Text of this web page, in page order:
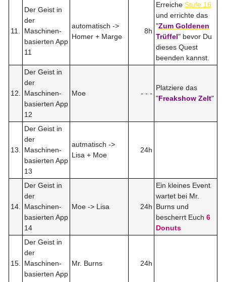
11.
Der Geist in
der
Maschinen-
basierten App
11
automatisch ->
Homer + Marge
8h
Erreiche Stufe 16
und errichte das
"Zum Goldenen
Trüffel" bevor Du
dieses Quest
beenden kannst.
12.
Der Geist in
der
Maschinen-
basierten App
12
Moe - - -
Platziere das
"Freakshow Zelt"
13.
Der Geist in
der
Maschinen-
basierten App
13
autmatisch ->
Lisa + Moe
24h
14.
Der Geist in
der
Maschinen-
basierten App
14
Moe -> Lisa 24h
Ein kleines Event
wartet bei Mr.
Burns und
bescherrt Euch 6
Donuts
15.
Der Geist in
der
Maschinen-
basierten App
Mr. Burns 24h